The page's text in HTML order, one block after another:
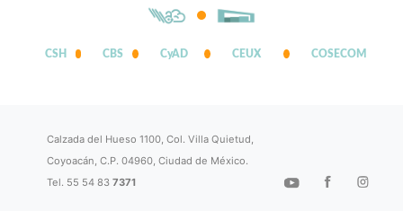
CSH CBS CyAD CEUX COSECOM
Calzada del Hueso 1100, Col. Villa Quietud,
Coyoacán, C.P. 04960, Ciudad de México.
Tel. 55 54 837371